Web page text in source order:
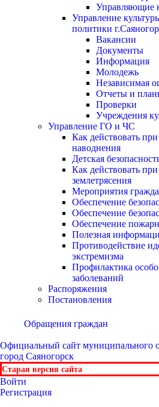
Управляющие
Управление
политики
Вакансии
Документы
Информация
Молодежь
Независимая
Отчеты и
Проверки
Учреждения
Управление ГО и ЧС
Как действовать
наводнения
Детская
Как действовать
землетрясения
Мероприятия
Обеспечение
Обеспечение
Обеспечение
Полезная
Противодействие
экстремизма
Профилактика
заболеваний
Распоряжения
Постановления
Обращения граждан
Официальный сайт муниципального
город Саяногорск
Старая версия сайта
Войти
Регистрация